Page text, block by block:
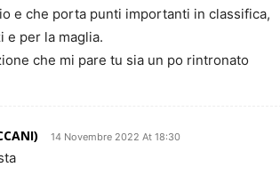
e che porta punti importanti in classifica,
e per la maglia.
che mi pare tu sia un po rintronato
14 Novembre 2022 At 18:30